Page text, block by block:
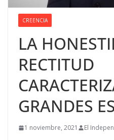
CREENCIA
LA
RECTITUD
GRANDES
1 noviembre, 2021 El